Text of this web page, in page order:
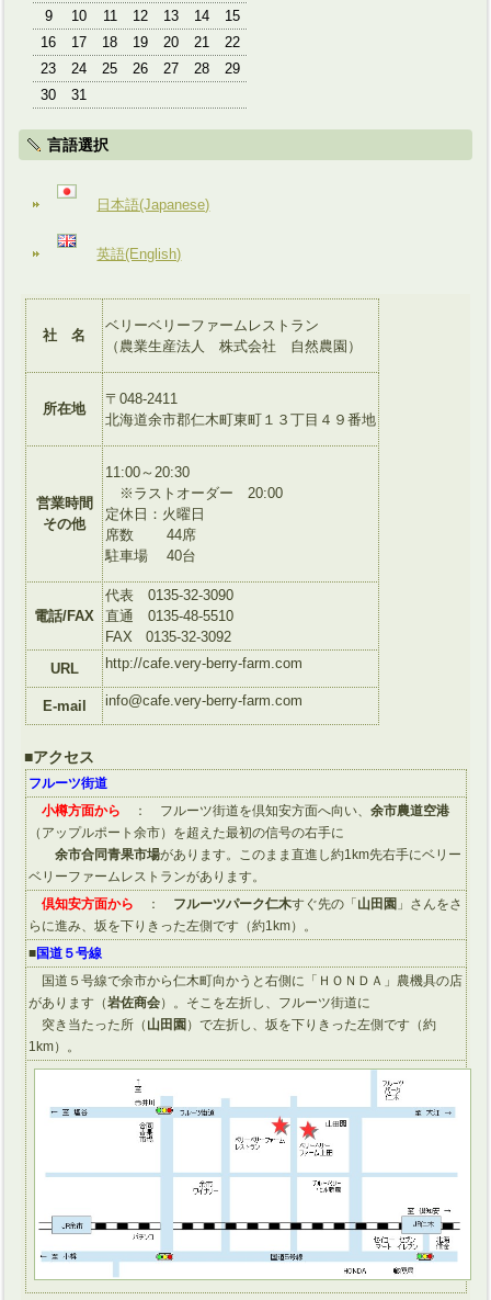
9
10 11 12 13 14
15
16
17 18 19 20 21
22
23
24 25 26 27 28
29
30
31
言語選択
日本語(Japanese)
英語(English)
社 名
ベリーベリーファームレストラン
（農業生産法人 株式会社 自然農園）
所在地
〒048-2411
北海道余市郡仁木町東町１３丁目４９番地
営業時間
その他
11:00～20:30
※ラストオーダー 20:00
定休日：火曜日
席数 44席
駐車場 40台
電話/FAX
代表 0135-32-3090
直通 0135-48-5510
FAX 0135-32-3092
URL
http://cafe.very-berry-farm.com
E-mail info@cafe.very-berry-farm.com
■アクセス
フルーツ街道
小樽方面から
： フルーツ街道を倶知安方面へ向い、余市農道空港
（アップルポート余市）を超えた最初の信号の右手に
余市合同青果市場があります。このまま直進し約1km先右手にベリー
ベリーファームレストランがあります。
倶知安方面から
： フルーツパーク仁木すぐ先の「 山田園 」さんをさ
らに進み、坂を下りきった左側です（約1km）。
■国道５号線
国道５号線で余市から仁木町向かうと右側に「ＨＯＮＤＡ」農機具の店
があります（岩佐商会）。そこを左折し、フルーツ街道に
突き当たった所（ 山田園 ）で左折し、坂を下りきった左側です（約
1km）。